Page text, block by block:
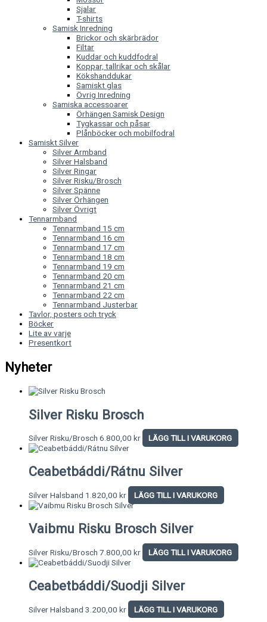
Sjalar
T-shirts
Samisk Inredning
Brickor och skärbrädor
Filtar
Kuddar och kuddfodral
Koppar, tallrikar och skålar
Kökshanddukar
Samiskt glas
Övrig Inredning
Samiska accessoarer
Örhängen Samisk Design
Tygkassar och påsar
Plånböcker och mobilfodral
Samiskt Silver
Silver Armband
Silver Halsband
Silver Ringar
Silver Risku/Brosch
Silver Spänne
Silver Örhängen
Silver Övrigt
Tennarmband
Tennarmband 15 cm
Tennarmband 16 cm
Tennarmband 17 cm
Tennarmband 18 cm
Tennarmband 19 cm
Tennarmband 20 cm
Tennarmband 21 cm
Tennarmband 22 cm
Tennarmband Justerbar
Tavlor, posters och tryck
Böcker
Lite av varje
Presentkort
Nyheter
Silver Risku Brosch
Silver Risku/Brosch 6.800,00 kr LÄGG TILL I VARUKORG
Ceabetbáddi/Rátnu Silver
Silver Halsband 1.820,00 kr LÄGG TILL I VARUKORG
Vaibmu Risku Brosch Silver
Silver Risku/Brosch 7.800,00 kr LÄGG TILL I VARUKORG
Ceabetbáddi/Suodji Silver
Silver Halsband 3.200,00 kr LÄGG TILL I VARUKORG